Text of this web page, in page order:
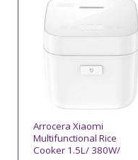
Arrocera Xiaomi
Multifunctional Rice
Cooker 1.5L/ 380W/